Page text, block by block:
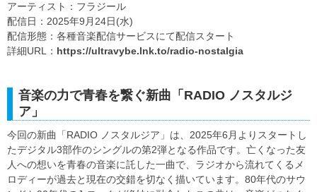
アーティスト：フラジール
配信日：2025年9月24日(水)
配信形態：各種音楽配信サービスにて配信スタート
詳細URL： https://ultravybe.lnk.to/radio-nostalgia
音楽の力で青春を繋ぐ新曲「RADIO ノスタルジ
ア」
今回の新曲「RADIO ノスタルジア」は、2025年6月よりスタートし
たデジタル3部作のシングルの第2弾となる作品です。亡くなった友
人への想いを青春の音楽に託した一曲で、ラジオから流れてくるメ
ロディーが過去と現在の交錯を切なく描いています。80年代のサウ